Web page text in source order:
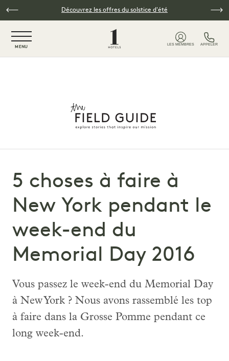
Skip to main contentDécouvrez les offres du solstice d'été
MENU
LES MEMBRES APPELER
5 choses à faire à
New York pendant le
week-end du
Memorial Day 2016
Vous passez le week-end du Memorial Day
à New York ? Nous avons rassemblé les top
à faire dans la Grosse Pomme pendant ce
long week-end.